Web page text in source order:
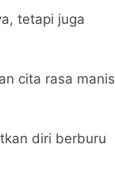
tetapi juga
cita rasa manis
diri berburu